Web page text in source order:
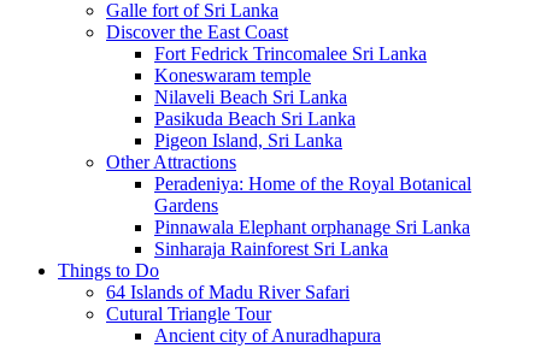
Galle fort of Sri Lanka
Discover the East Coast
Fort Fedrick Trincomalee Sri Lanka
Koneswaram temple
Nilaveli Beach Sri Lanka
Pasikuda Beach Sri Lanka
Pigeon Island, Sri Lanka
Other Attractions
Peradeniya: Home of the Royal Botanical
Gardens
Pinnawala Elephant orphanage Sri Lanka
Sinharaja Rainforest Sri Lanka
Things to Do
64 Islands of Madu River Safari
Cutural Triangle Tour
Ancient city of Anuradhapura